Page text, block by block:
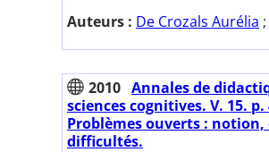
Auteurs : De Crozals Aurélia ;
2010 Annales de
sciences cognitives. V. 15. p.
Problèmes ouverts : notion,
difficultés.